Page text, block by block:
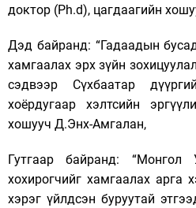
доктор (Ph.d), цагдаагийн
Дэд байранд: “Гадаадын
хамгаалах эрх зүйн
сэдвээр Сүхбаатар
хоёрдугаар хэлтсийн
хошууч Д.Энх-Амгалан,
Гутгаар байранд:
хохирогчийг хамгаалах арга
хэрэг үйлдсэн буруутай